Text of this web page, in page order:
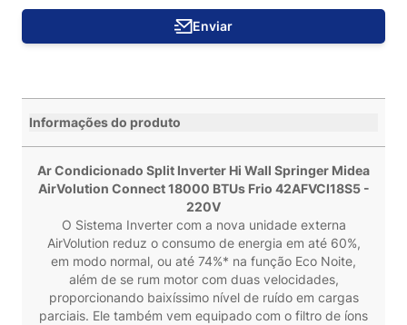
Enviar
Informações do produto
Ar Condicionado Split Inverter Hi Wall Springer Midea
AirVolution Connect 18000 BTUs Frio 42AFVCI18S5 -
220V
O Sistema Inverter com a nova unidade externa
AirVolution reduz o consumo de energia em até 60%,
em modo normal, ou até 74%* na função Eco Noite,
além de se rum motor com duas velocidades,
proporcionando baixíssimo nível de ruído em cargas
parciais. Ele também vem equipado com o filtro de íons